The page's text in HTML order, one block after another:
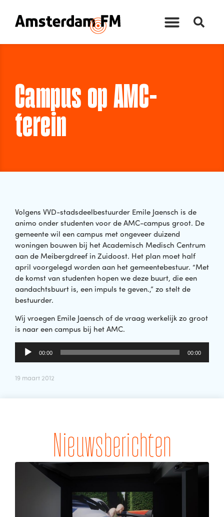
Campus op AMC-
terein
Volgens VVD-stadsdeelbestuurder Emile Jaensch is de
animo onder studenten voor de AMC-campus groot. De
gemeente wil een campus met ongeveer duizend
woningen bouwen bij het Academisch Medisch Centrum
aan de Meibergdreef in Zuidoost. Het plan moet half
april voorgelegd worden aan het gemeentebestuur. “Met
de komst van studenten hopen we deze buurt, die een
aandachtsbuurt is, een impuls te geven.,” zo stelt de
bestuurder.
Wij vroegen Emile Jaensch of de vraag werkelijk zo groot
is naar een campus bij het AMC.
Audiospeler
00:00 00:00
19 maart 2012
Nieuwsberichten